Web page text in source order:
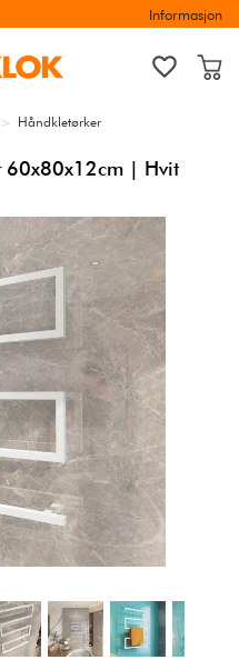
Informasjon
> Håndkletørker
60x80x12cm | Hvit